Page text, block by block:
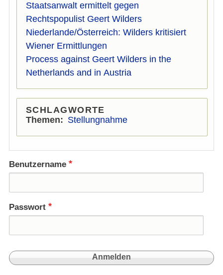
Staatsanwalt ermittelt gegen
Rechtspopulist Geert Wilders
Niederlande/Österreich: Wilders kritisiert
Wiener Ermittlungen
Process against Geert Wilders in the
Netherlands and in Austria
SCHLAGWORTE
Themen
Stellungnahme
Benutzername
Passwort